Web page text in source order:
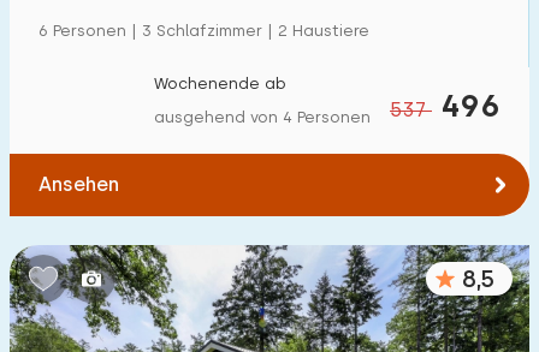
Einfamilienhaus
Tiny house 0
Hausboot 0
Kinderfreundlich
6 Personen | 3 Schlafzimmer | 2 Haustiere
537 496
Wochenende ab
ausgehend von 4 Personen
Ansehen
8,5